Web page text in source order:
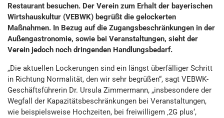
Restaurant besuchen. Der Verein zum Erhalt der bayerischen
Wirtshauskultur (VEBWK) begrüßt die gelockerten
Maßnahmen. In Bezug auf die Zugangsbeschränkungen in der
Außengastronomie, sowie bei Veranstaltungen, sieht der
Verein jedoch noch dringenden Handlungsbedarf.
„Die aktuellen Lockerungen sind ein längst überfälliger Schritt
in Richtung Normalität, den wir sehr begrüßen“, sagt VEBWK-
Geschäftsführerin Dr. Ursula Zimmermann, „insbesondere der
Wegfall der Kapazitätsbeschränkungen bei Veranstaltungen,
wie beispielsweise Hochzeiten, bei freiwilligem ‚2G plus‘,